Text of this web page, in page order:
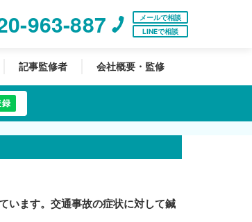
963-887
メールで相談
LINEで相談
記事監修者 会社概要・監修
録
います。交通事故の症状に対して鍼